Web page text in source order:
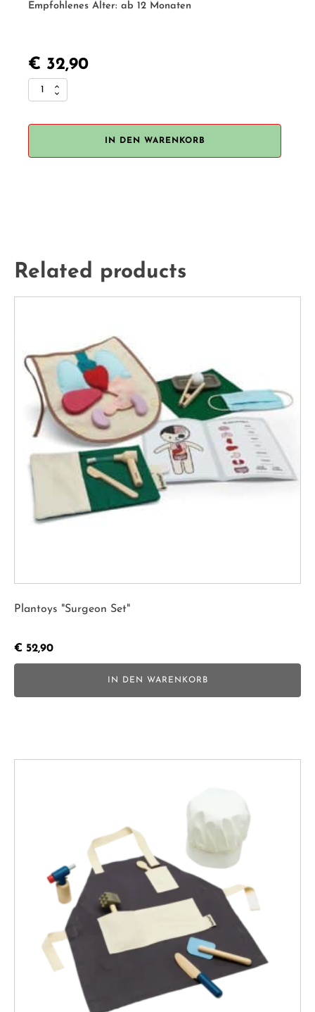
Empfohlenes Alter: ab 12 Monaten
€ 32,90
Plantoys
"Oval
IN DEN WARENKORB
Related products
Plantoys "Surgeon Set"
€ 52,90
IN DEN WARENKORB